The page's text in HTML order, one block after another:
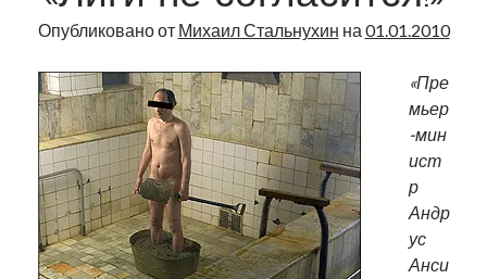
Рубрики
В мире
Интеграция
Интервью
Книга
Личное
Нарва и северо-восток
Обзор прессы
Опубликовано от Михаил Стальнухин на 01.01.2010
«Пре
мьер
-мин
ист
р
Андр
ус
Анси